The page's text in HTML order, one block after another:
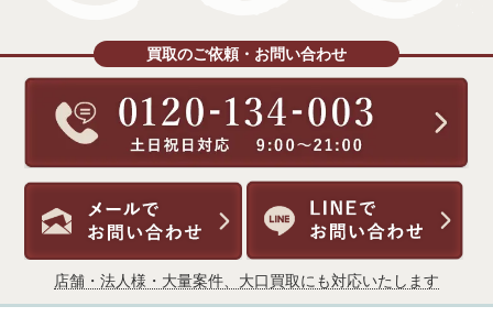
買取のご依頼・お問い合わせ
店舗・法人様・大量案件、大口買取にも対応いたします